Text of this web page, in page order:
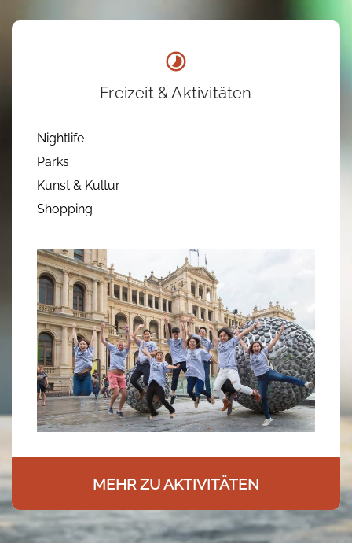
Freizeit & Aktivitäten
Nightlife
Parks
Kunst & Kultur
Shopping
MEHR ZU AKTIVITÄTEN